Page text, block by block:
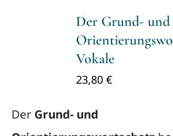
Der Grund- und
Vokale
23,80 €
Der Grund- und